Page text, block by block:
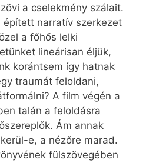
a cselekmény szálait.
narratív szerkezet
a főhős lelki
lineárisan éljük,
korántsem így hatnak
traumát feloldani,
A film végén a
talán a feloldásra
Ám annak
e, a nézőre marad.
fülszövegében